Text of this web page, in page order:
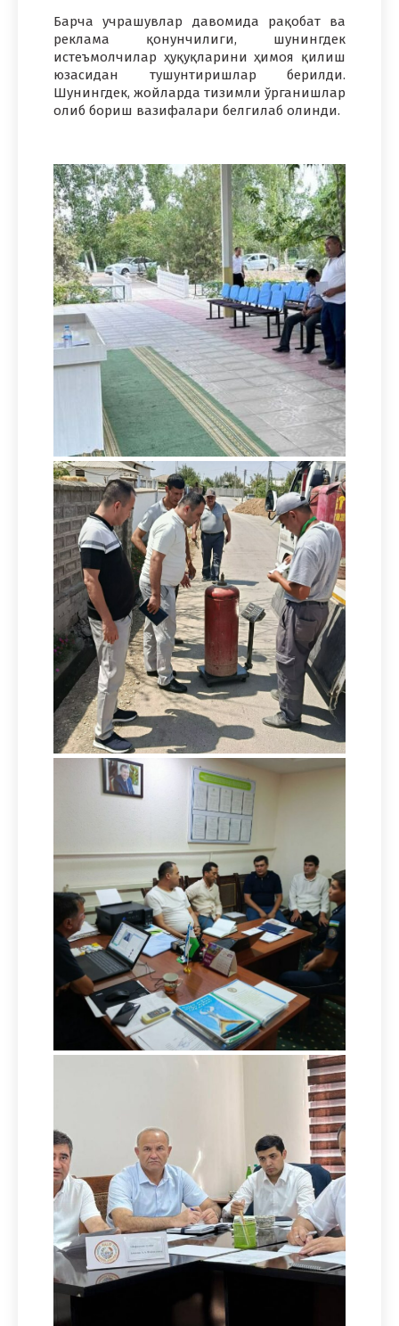
Барча учрашувлар давомида рақобат ва
реклама қонунчилиги, шунингдек
истеъмолчилар ҳуқуқларини ҳимоя қилиш
юзасидан тушунтиришлар берилди.
Шунингдек, жойларда тизимли ўрганишлар
олиб бориш вазифалари белгилаб олинди.